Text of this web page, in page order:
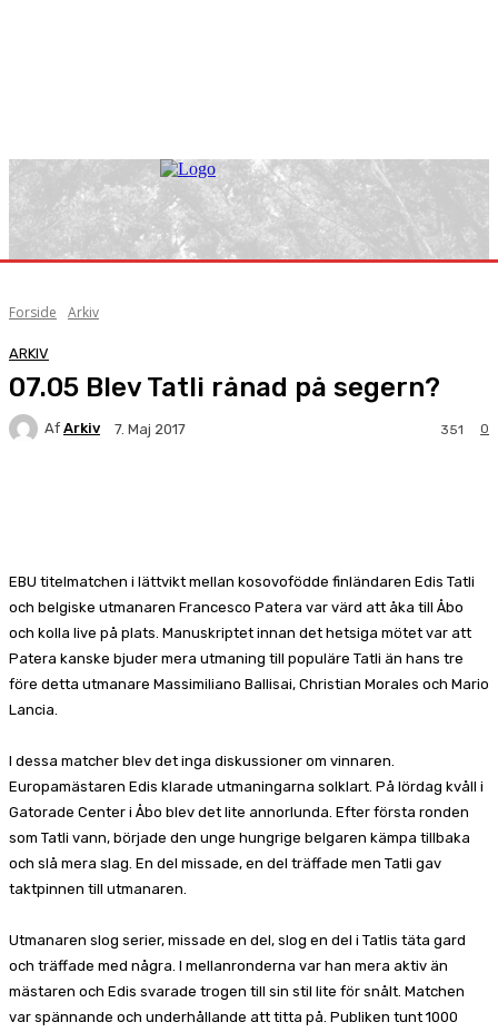
Forside Arkiv
ARKIV
07.05 Blev Tatli rånad på segern?
Af Arkiv 7. Maj 2017 0
351
EBU titelmatchen i lättvikt mellan kosovofödde finländaren Edis Tatli
och belgiske utmanaren Francesco Patera var värd att åka till Åbo
och kolla live på plats. Manuskriptet innan det hetsiga mötet var att
Patera kanske bjuder mera utmaning till populäre Tatli än hans tre
före detta utmanare Massimiliano Ballisai, Christian Morales och Mario
Lancia.
I dessa matcher blev det inga diskussioner om vinnaren.
Europamästaren Edis klarade utmaningarna solklart. På lördag kvåll i
Gatorade Center i Åbo blev det lite annorlunda. Efter första ronden
som Tatli vann, började den unge hungrige belgaren kämpa tillbaka
och slå mera slag. En del missade, en del träffade men Tatli gav
taktpinnen till utmanaren.
Utmanaren slog serier, missade en del, slog en del i Tatlis täta gard
och träffade med några. I mellanronderna var han mera aktiv än
mästaren och Edis svarade trogen till sin stil lite för snålt. Matchen
var spännande och underhållande att titta på. Publiken tunt 1000